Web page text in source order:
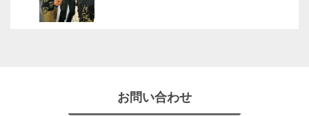
お問い合わせ